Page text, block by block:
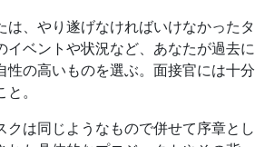
は、やり遂げなければいけなかったタ
イベントや状況など、あなたが過去に
性の高いものを選ぶ。面接官には十分
。
クは同じようなもので併せて序章とし